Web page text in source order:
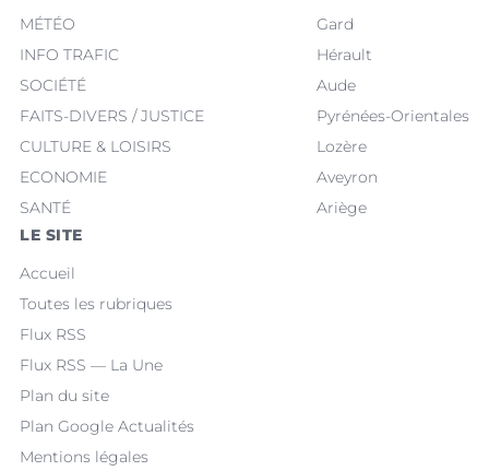
MÉTÉO
INFO TRAFIC
SOCIÉTÉ
FAITS-DIVERS / JUSTICE
CULTURE & LOISIRS
ECONOMIE
SANTÉ
Gard
Hérault
Aude
Pyrénées-Orientales
Lozère
Aveyron
Ariège
LE SITE
Accueil
Toutes les rubriques
Flux RSS
Flux RSS — La Une
Plan du site
Plan Google Actualités
Mentions légales